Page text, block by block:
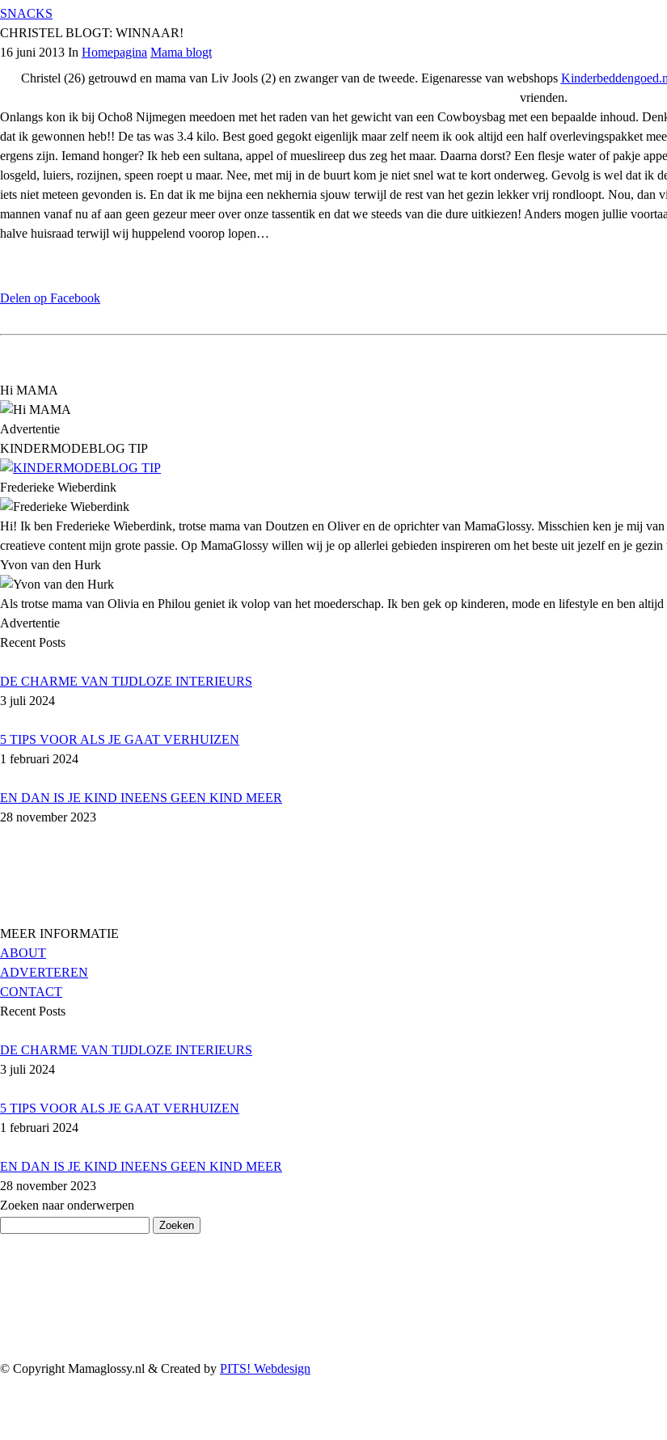
SNACKS
CHRISTEL BLOGT: WINNAAR!
16 juni 2013 In Homepagina Mama blogt
Christel (26) getrouwd en mama van Liv Jools (2) en zwanger van de tweede. Eigenaresse van webshops
vrienden.
Onlangs kon ik bij Ocho8 Nijmegen meedoen met het raden van het gewicht van een Cowboysbag met een bepaalde inhoud.
dat ik gewonnen heb!! De tas was 3.4 kilo. Best goed gegokt eigenlijk maar zelf neem ik ook altijd een half overlevingspakket
ergens zijn. Iemand honger? Ik heb een sultana, appel of mueslireep dus zeg het maar. Daarna dorst? Een flesje water of pakje
losgeld, luiers, rozijnen, speen roept u maar. Nee, met mij in de buurt kom je niet snel wat te kort onderweg. Gevolg is wel dat ik
iets niet meteen gevonden is. En dat ik me bijna een nekhernia sjouw terwijl de rest van het gezin lekker vrij rondloopt. Nou,
mannen vanaf nu af aan geen gezeur meer over onze tassentik en dat we steeds van die dure uitkiezen! Anders mogen jullie
halve huisraad terwijl wij huppelend voorop lopen…
Delen op Facebook
Hi MAMA
Advertentie
KINDERMODEBLOG TIP
Frederieke Wieberdink
Hi! Ik ben Frederieke Wieberdink, trotse mama van Doutzen en Oliver en de oprichter van MamaGlossy. Misschien ken je mij
creatieve content mijn grote passie. Op MamaGlossy willen wij je op allerlei gebieden inspireren om het beste uit jezelf en je
Yvon van den Hurk
Als trotse mama van Olivia en Philou geniet ik volop van het moederschap. Ik ben gek op kinderen, mode en lifestyle en ben
Advertentie
Recent Posts
DE CHARME VAN TIJDLOZE INTERIEURS
3 juli 2024
5 TIPS VOOR ALS JE GAAT VERHUIZEN
1 februari 2024
EN DAN IS JE KIND INEENS GEEN KIND MEER
28 november 2023
MEER INFORMATIE
ABOUT
ADVERTEREN
CONTACT
Recent Posts
DE CHARME VAN TIJDLOZE INTERIEURS
3 juli 2024
5 TIPS VOOR ALS JE GAAT VERHUIZEN
1 februari 2024
EN DAN IS JE KIND INEENS GEEN KIND MEER
28 november 2023
Zoeken naar onderwerpen
© Copyright Mamaglossy.nl & Created by PITS! Webdesign